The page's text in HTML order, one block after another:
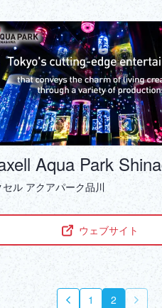
Aqua Park
セル アクアパーク品川
ウェブサイト
1 2